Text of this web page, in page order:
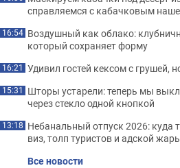
справляемся с кабачковым
16:54 Воздушный как облако:
который сохраняет форму
16:21 Удивил гостей кексом с грушей,
15:31 Шторы устарели: теперь мы
через стекло одной кнопкой
13:18 Небанальный отпуск 2026: куда
виз, толп туристов и адской
Все новости